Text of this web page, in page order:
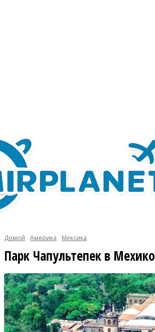
Домой Америка Мексика
Парк Чапультепек в Мехико